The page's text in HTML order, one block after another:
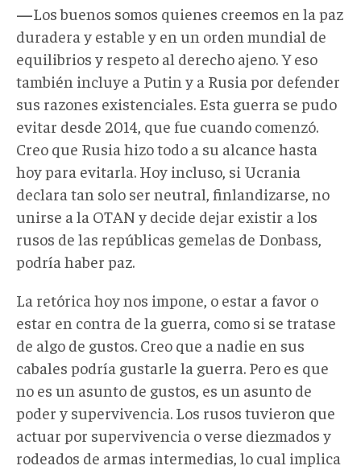
—Los buenos somos quienes creemos en la paz
duradera y estable y en un orden mundial de
equilibrios y respeto al derecho ajeno. Y eso
también incluye a Putin y a Rusia por defender
sus razones existenciales. Esta guerra se pudo
evitar desde 2014, que fue cuando comenzó.
Creo que Rusia hizo todo a su alcance hasta
hoy para evitarla. Hoy incluso, si Ucrania
declara tan solo ser neutral, finlandizarse, no
unirse a la OTAN y decide dejar existir a los
rusos de las repúblicas gemelas de Donbass,
podría haber paz.
La retórica hoy nos impone, o estar a favor o
estar en contra de la guerra, como si se tratase
de algo de gustos. Creo que a nadie en sus
cabales podría gustarle la guerra. Pero es que
no es un asunto de gustos, es un asunto de
poder y supervivencia. Los rusos tuvieron que
actuar por supervivencia o verse diezmados y
rodeados de armas intermedias, lo cual implica